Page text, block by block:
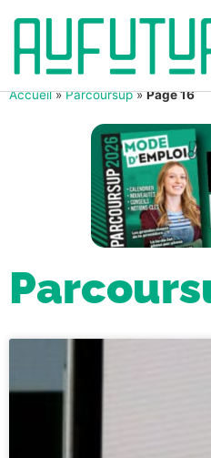
Accueil»Parcoursup»Page 16